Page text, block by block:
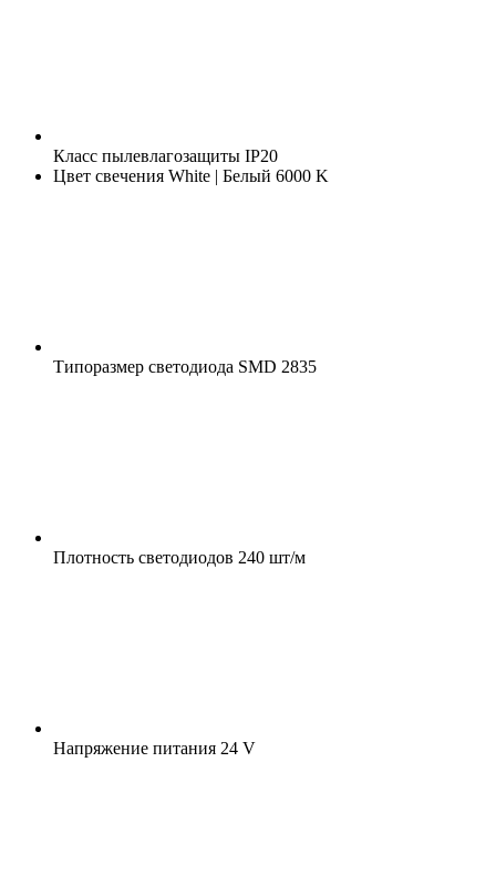
Класс пылевлагозащиты IP20
Цвет свечения White | Белый 6000 K
Типоразмер светодиода SMD 2835
Плотность светодиодов 240 шт/м
Напряжение питания 24 V